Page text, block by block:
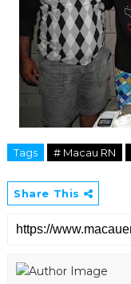
Tags # Macau RN
Share This